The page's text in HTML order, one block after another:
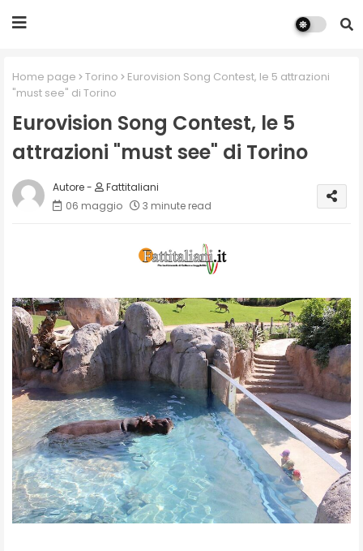
Home page Torino
Eurovision Song Contest, le 5 attrazioni
"must see" di Torino
Eurovision Song Contest, le 5
attrazioni "must see" di Torino
Fattitaliani
06 maggio
3 minute read